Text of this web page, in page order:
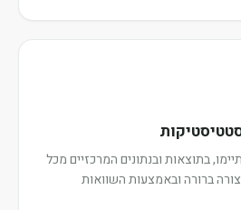
בתוצאות ובנתונים המרכזיים מכל
ברורה ובאמצעות השוואות